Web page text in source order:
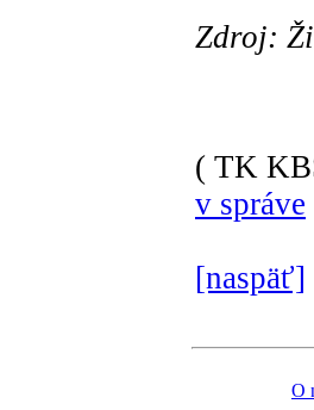
Zdroj:
( TK
v správe
[naspäť]
O